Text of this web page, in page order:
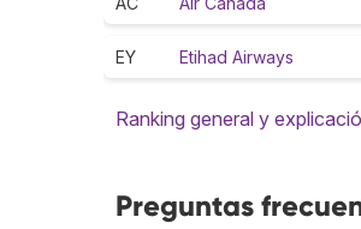
EY Etihad Airways
Ranking general y
Preguntas